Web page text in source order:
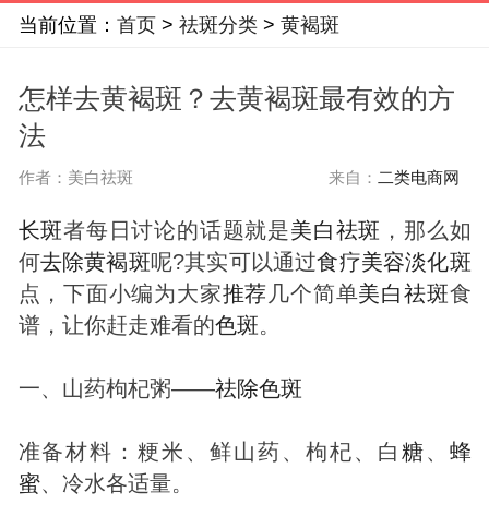
当前位置： 首页> 祛斑分类> 黄褐斑
怎样去黄褐斑？去黄褐斑最有效的方
法
作者：美白祛斑 来自： 二类电商网
长斑者每日讨论的话题就是美白祛斑 ，那么如
何去除黄褐斑呢?其实可以通过食疗美容淡化斑
点，下面小编为大家推荐 几个简单美白祛斑食
谱，让你赶走难看的色斑。
一、山药枸杞粥——祛除色斑
准备材料：粳米、鲜山药、枸杞、白 糖、 蜂
蜜、冷水各适量。